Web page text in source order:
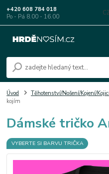
+420 608 784 018
Po - Pá 8.00 - 16.00
Úvod Těhotenství/Nošení/Kojení/
kojím
Dámské tričko
VYBERTE SI BARVU TRIČKA